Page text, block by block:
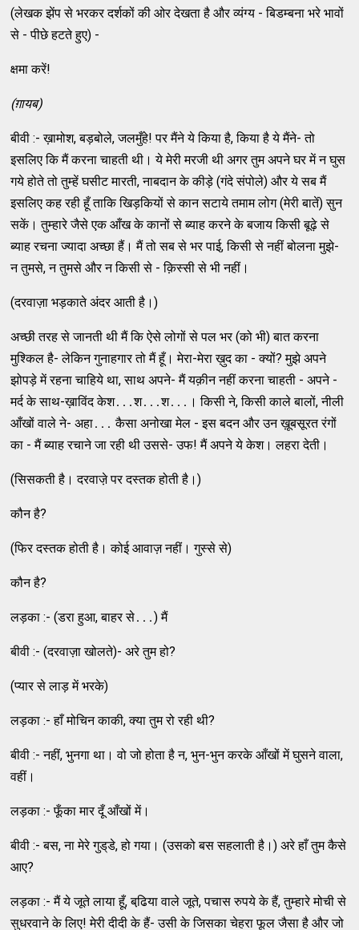
(लेखक झेंप से भरकर दर्शकों की ओर देखता है और व्‍यंग्‍य - बिडम्‍बना भरे भावों
से - पीछे हटते हुए) -
क्षमा करें!
(ग़ायब)
बीवी :- ख़ामोश, बड़बोले, जलमुँहे! पर मैंने ये किया है, किया है ये मैंने- तो
इसलिए कि मैं करना चाहती थी। ये मेरी मरजी थी अगर तुम अपने घर में न घुस
गये होते तो तुम्‍हें घसीट मारती, नाबदान के कीड़े (गंदे संपोले) और ये सब मैं
इसलिए कह रही हूँ ताकि खिड़कियों से कान सटाये तमाम लोग (मेरी बातें) सुन
सकें। तुम्‍हारे जैसे एक आँख के कानों से ब्‍याह करने के बजाय किसी बूढ़े से
ब्‍याह रचना ज्‍यादा अच्‍छा हैं। मैं तो सब से भर पाई, किसी से नहीं बोलना मुझे-
न तुमसे, न तुमसे और न किसी से - क़िस्‍सी से भी नहीं।
(दरवाज़ा भड़काते अंदर आती है।)
अच्‍छी तरह से जानती थी मैं कि ऐसे लोगों से पल भर (को भी) बात करना
मुश्‍किल है- लेकिन गुनाहगार तो मैं हूँ। मेरा-मेरा ख़ुद का - क्‍यों? मुझे अपने
झोपड़े में रहना चाहिये था, साथ अपने- मैं यक़ीन नहीं करना चाहती - अपने -
मर्द के साथ-ख़ाविंद केश․․․श․․․श․․․। किसी ने, किसी काले बालों, नीली
आँखों वाले ने- अहा․․․ कैसा अनोखा मेल - इस बदन और उन ख़ूबसूरत रंगों
का - मैं ब्‍याह रचाने जा रही थी उससे- उफ! मैं अपने ये केश। लहरा देती।
(सिसकती है। दरवाजे़ पर दस्‍तक होती है।)
कौन है?
(फिर दस्‍तक होती है। कोई आवाज़ नहीं। गुस्‍से से)
कौन है?
लड़का :- (डरा हुआ, बाहर से․․․) मैं
बीवी :- (दरवाज़ा खोलते)- अरे तुम हो?
(प्‍यार से लाड़ में भरके)
लड़का :- हाँ मोचिन काकी, क्‍या तुम रो रही थी?
बीवी :- नहीं, भुनगा था। वो जो होता है न, भुन-भुन करके आँखों में घुसने वाला,
वहीं।
लड़का :- फूँका मार दूँ आँखों में।
बीवी :- बस, ना मेरे गुड्‌डे, हो गया। (उसको बस सहलाती है।) अरे हाँ तुम कैसे
आए?
लड़का :- मैं ये जूते लाया हूँ, बढि़या वाले जूते, पचास रुपये के हैं, तुम्‍हारे मोची से
सुधरवाने के लिए! मेरी दीदी के हैं- उसी के जिसका चेहरा फूल जैसा है और जो